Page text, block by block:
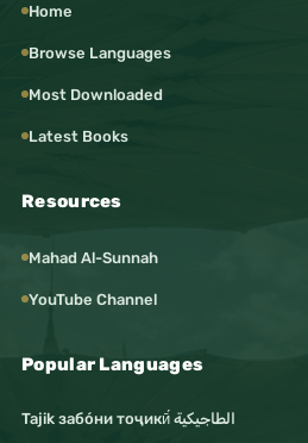
Home
Browse Languages
Most Downloaded
Latest Books
Resources
Mahad Al-Sunnah
YouTube Channel
Popular Languages
Tajik забо́ни тоҷикӣ́ الطاجيكية